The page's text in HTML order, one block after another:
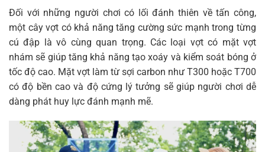
Đối với những người chơi có lối đánh thiên về tấn công,
một cây vợt có khả năng tăng cường sức mạnh trong từng
cú đập là vô cùng quan trọng. Các loại vợt có mặt vợt
nhám sẽ giúp tăng khả năng tạo xoáy và kiểm soát bóng ở
tốc độ cao. Mặt vợt làm từ sợi carbon như T300 hoặc T700
có độ bền cao và độ cứng lý tưởng sẽ giúp người chơi dễ
dàng phát huy lực đánh mạnh mẽ.